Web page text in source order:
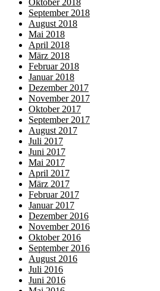
Oktober 2018
September 2018
August 2018
Mai 2018
April 2018
März 2018
Februar 2018
Januar 2018
Dezember 2017
November 2017
Oktober 2017
September 2017
August 2017
Juli 2017
Juni 2017
Mai 2017
April 2017
März 2017
Februar 2017
Januar 2017
Dezember 2016
November 2016
Oktober 2016
September 2016
August 2016
Juli 2016
Juni 2016